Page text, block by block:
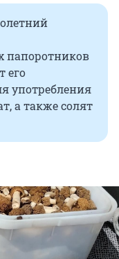
папоротников
его
употребления
а также солят